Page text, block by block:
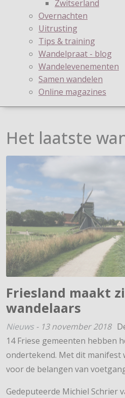
Zwitserland
Overnachten
Uitrusting
Tips & training
Wandelpraat - blog
Wandelevenementen
Samen wandelen
Online magazines
Het laatste
Friesland maakt
wandelaars
Nieuws - 13 november 2018
14 Friese gemeenten hebben
ondertekend. Met dit manifest
voor de belangen van
Gedeputeerde Michiel Schrier